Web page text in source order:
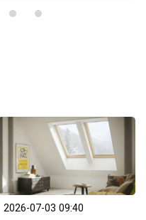
2026-07-03 09:40